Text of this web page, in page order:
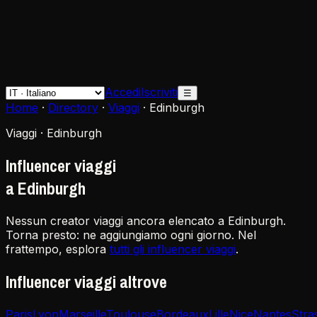
AccediIscriviti ☰
Home · Directory · Viaggi · Edinburgh
Viaggi · Edinburgh
Influencer viaggi
a Edinburgh
Nessun creator viaggi ancora elencato a Edinburgh.
Torna presto: ne aggiungiamo ogni giorno. Nel
frattempo, esplora tutti gli influencer viaggi.
Influencer viaggi altrove
ParisLyonMarseilleToulouseBordeauxLilleNiceNantes